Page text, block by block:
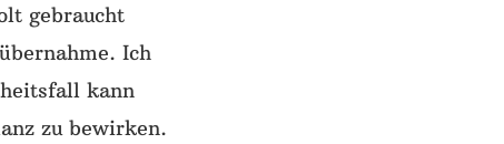
gebraucht
Ich
kann
zu bewirken.